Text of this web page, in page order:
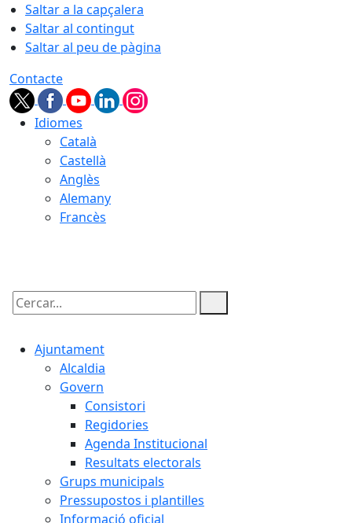
Saltar a la capçalera
Saltar al contingut
Saltar al peu de pàgina
Contacte
Idiomes
Català
Castellà
Anglès
Alemany
Francès
Cercar:
Ajuntament
Alcaldia
Govern
Consistori
Regidories
Agenda Institucional
Resultats electorals
Grups municipals
Pressupostos i plantilles
Informació oficial